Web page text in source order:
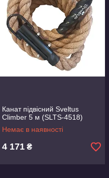
Канат підвісний Sveltus
Climber 5 м (SLTS-4518)
Немає в наявності
4 171 ₴